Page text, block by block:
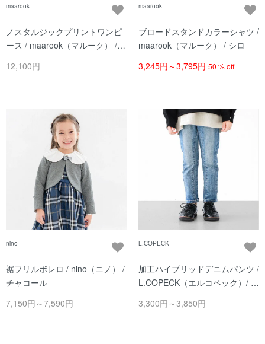
maarook
ノスタルジックプリントワンピ
ース / maarook（マルーク） /
12,100円
maarook
ブロードスタンドカラーシャツ /
maarook（マルーク） / シロ
3,245円～3,795円 50 % off
nino
裾フリルボレロ / nino（ニノ） /
チャコール
7,150円～7,590円
L.COPECK
加工ハイブリッドデニムパンツ /
L.COPECK（エルコペック）/ ブ
3,300円～3,850円